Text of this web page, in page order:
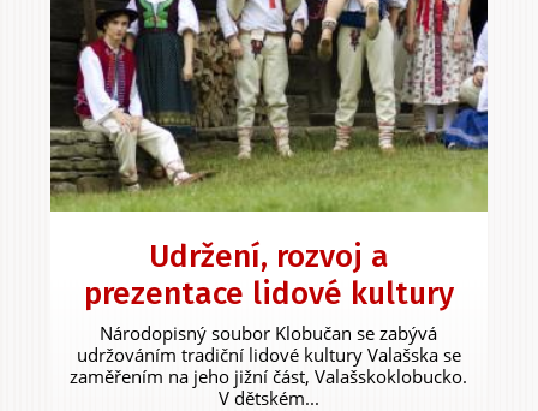
Services
Experiences &
Agritourism
Udržení, rozvoj a
prezentace lidové kultury
Národopisný soubor Klobučan se zabývá
udržováním tradiční lidové kultury Valašska se
zaměřením na jeho jižní část, Valašskoklobucko.
V dětském...